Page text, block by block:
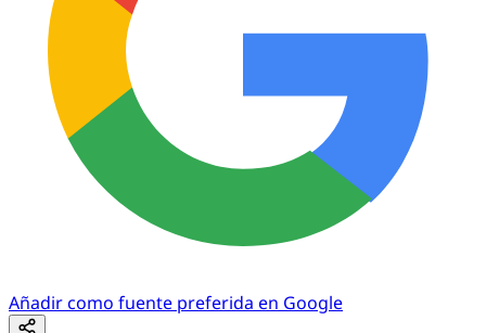
Añadir como fuente preferida en Google